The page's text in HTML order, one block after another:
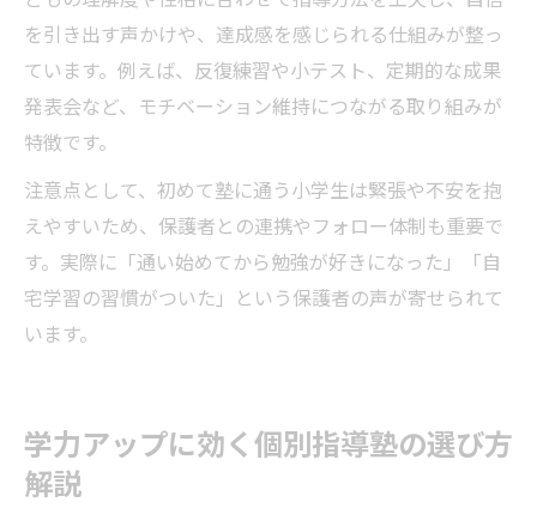
を引き出す声かけや、達成感を感じられる仕組みが整っ
ています。例えば、反復練習や小テスト、定期的な成果
発表会など、モチベーション維持につながる取り組みが
特徴です。
注意点として、初めて塾に通う小学生は緊張や不安を抱
えやすいため、保護者との連携やフォロー体制も重要で
す。実際に「通い始めてから勉強が好きになった」「自
宅学習の習慣がついた」という保護者の声が寄せられて
います。
学力アップに効く個別指導塾の選び方
解説